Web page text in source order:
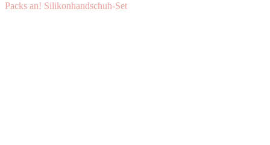
Packs an! Silikonhandschuh-Set